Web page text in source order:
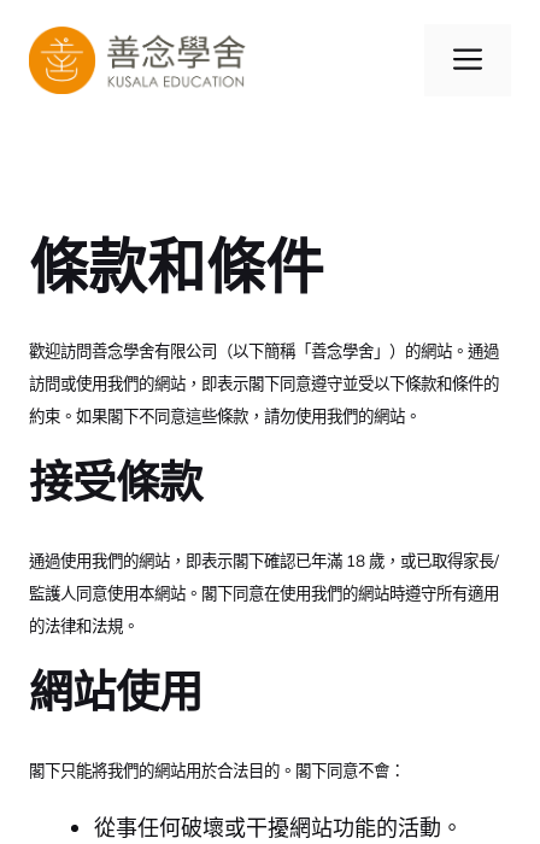
選
條款和條件
歡迎訪問善念學舍有限公司（以下簡稱「善念學舍」）的網站。通過
訪問或使用我們的網站，即表示閣下同意遵守並受以下條款和條件的
約束。如果閣下不同意這些條款，請勿使用我們的網站。
接受條款
通過使用我們的網站，即表示閣下確認已年滿 18 歲，或已取得家長/
監護人同意使用本網站。閣下同意在使用我們的網站時遵守所有適用
的法律和法規。
網站使用
閣下只能將我們的網站用於合法目的。閣下同意不會：
從事任何破壞或干擾網站功能的活動。